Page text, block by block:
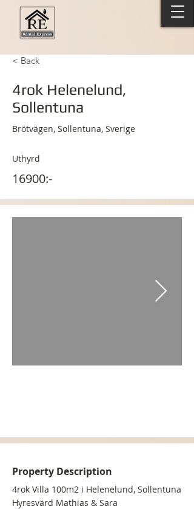
< Back
4rok Helenelund,
Sollentuna
Brötvägen, Sollentuna, Sverige
Uthyrd
16900:-
Property Description
4rok Villa 100m2 i Helenelund, Sollentuna
Hyresvärd Mathias & Sara